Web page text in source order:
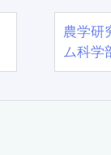
農学
ム科学